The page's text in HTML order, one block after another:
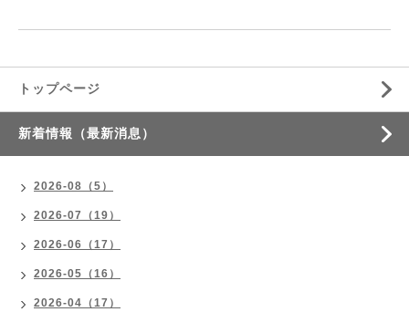
トップページ
新着情報（最新消息）
2026-08（5）
2026-07（19）
2026-06（17）
2026-05（16）
2026-04（17）